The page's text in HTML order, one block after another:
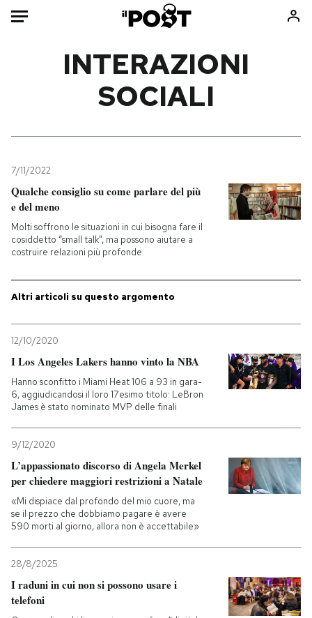
Mondo
Tecnologia
Internet
Cultura
Economia
Sport
Libri
Ok Boomer!
Europa
Mondiali calcio 2026
PODCAST
NEWSLETTER
I MIEI PREFERITI
SHOP
CALENDARIO
AREA PERSONALE
Entra
INTERAZIONI
SOCIALI
7/11/2022
Qualche consiglio su come parlare del più
e del meno
Molti soffrono le situazioni in cui bisogna fare il
cosiddetto “small talk”, ma possono aiutare a
costruire relazioni più profonde
Altri articoli su questo argomento
12/10/2020
I Los Angeles Lakers hanno vinto la NBA
Hanno sconfitto i Miami Heat 106 a 93 in gara-
6, aggiudicandosi il loro 17esimo titolo: LeBron
James è stato nominato MVP delle finali
9/12/2020
L’appassionato discorso di Angela Merkel
per chiedere maggiori restrizioni a Natale
«Mi dispiace dal profondo del mio cuore, ma
se il prezzo che dobbiamo pagare è avere
590 morti al giorno, allora non è accettabile»
28/8/2025
I raduni in cui non si possono usare i
telefoni